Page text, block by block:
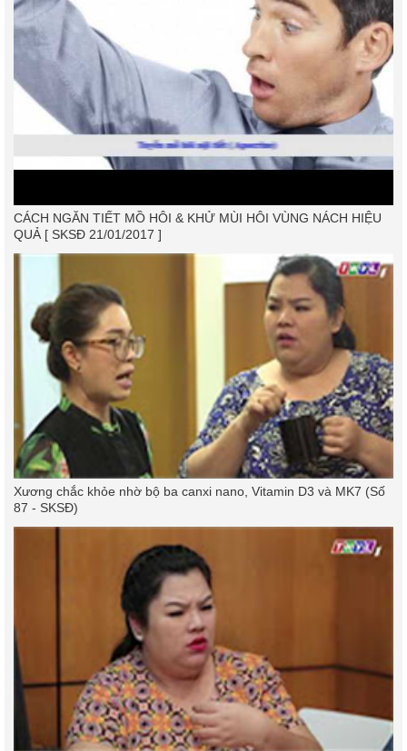
CÁCH NGĂN TIẾT MỒ HÔI & KHỬ MÙI HÔI VÙNG NÁCH HIỆU
QUẢ [ SKSĐ 21/01/2017 ]
Xương chắc khỏe nhờ bộ ba canxi nano, Vitamin D3 và MK7 (Số
87 - SKSĐ)